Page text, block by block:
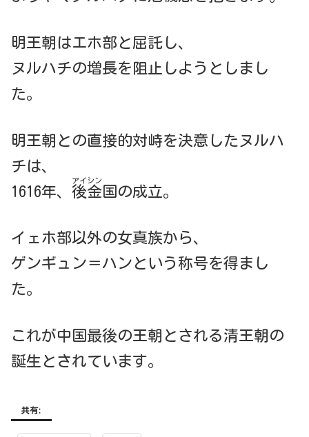
明王朝はエホ部と屈託し、
ヌルハチの増長を阻止しようとしまし
た。
明王朝との直接的対峙を決意したヌルハ
チは、
1616年、 後金
アイシン
国の成立。
イェホ部以外の女真族から、
ゲンギュン＝ハンという称号を得まし
た。
これが中国最後の王朝とされる清王朝の
誕生とされています。
共有: